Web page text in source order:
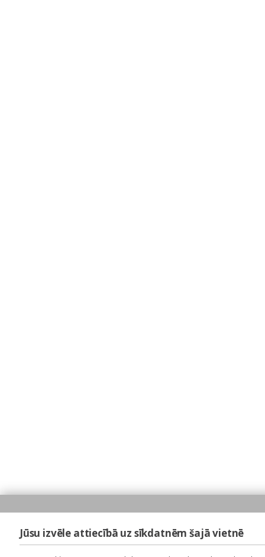
Jūsu izvēle attiecībā uz sīkdatnēm šajā vietnē